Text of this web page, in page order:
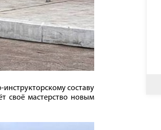
составу
своё мастерство новым